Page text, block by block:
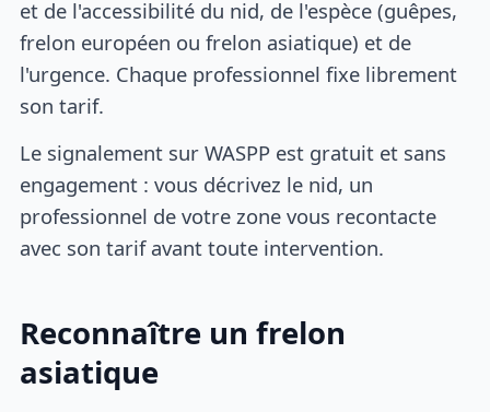
et de l'accessibilité du nid, de l'espèce (guêpes,
frelon européen ou frelon asiatique) et de
l'urgence. Chaque professionnel fixe librement
son tarif.
Le signalement sur WASPP est gratuit et sans
engagement : vous décrivez le nid, un
professionnel de votre zone vous recontacte
avec son tarif avant toute intervention.
Reconnaître un frelon
asiatique